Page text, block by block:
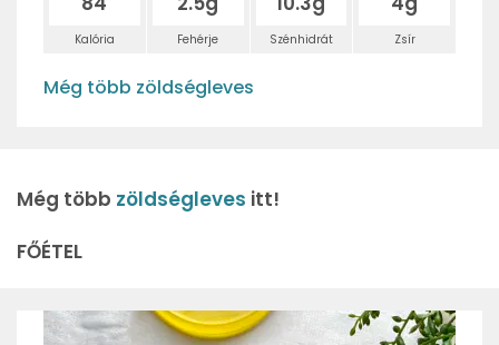
Kalória Fehérje Szénhidrát Zsír
Még több zöldségleves
Még több zöldségleves itt!
FŐÉTEL